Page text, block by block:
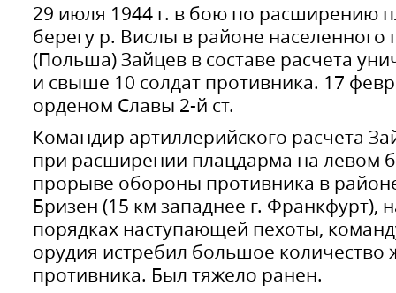
29 июля 1944 г. в бою по расширению
берегу р. Вислы в районе населенного
(Польша) Зайцев в составе расчета
и свыше 10 солдат противника. 17
орденом Славы 2-й ст.
Командир артиллерийского расчета
при расширении плацдарма на левом
прорыве обороны противника в
Бризен (15 км западнее г. Франкфурт),
порядках наступающей пехоты,
орудия истребил большое количество
противника. Был тяжело ранен.